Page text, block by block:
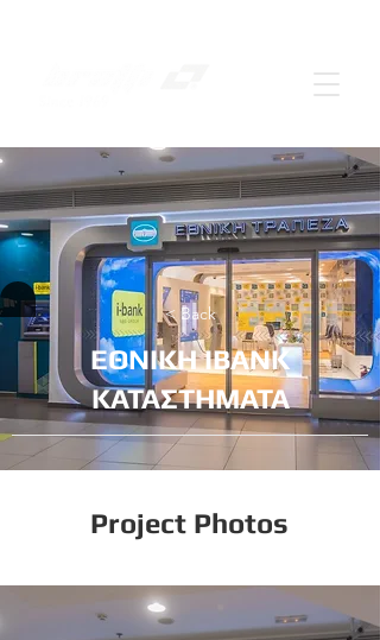
< Back
ΕΘΝΙΚΗ IBANK
ΚΑΤΑΣΤΗΜΑΤΑ
Project Photos